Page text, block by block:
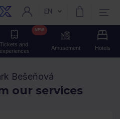
Current language:
EN
Tickets and
experiences
NEW
Amusement Hotels
Bešeňová
our services